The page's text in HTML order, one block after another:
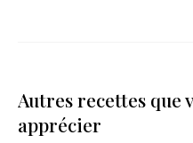
Autres recettes que
apprécier